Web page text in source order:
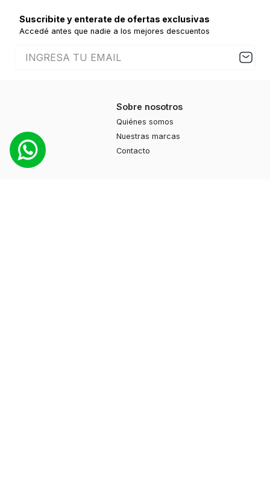
Suscribite y enterate de ofertas exclusivas
Accedé antes que nadie a los mejores descuentos
Sobre nosotros
Quiénes somos
Nuestras marcas
Contacto